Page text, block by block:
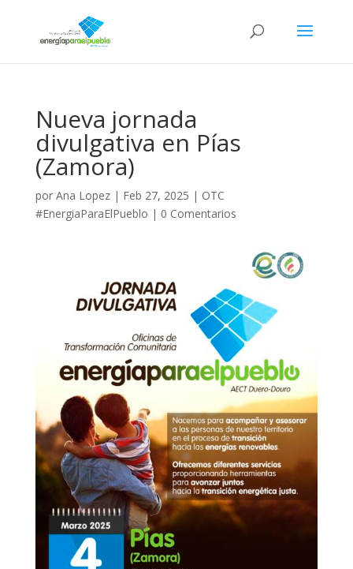
Nueva jornada
divulgativa en Pías
(Zamora)
por Ana Lopez| Feb 27, 2025 | OTC
#EnergiaParaElPueblo | 0 Comentarios